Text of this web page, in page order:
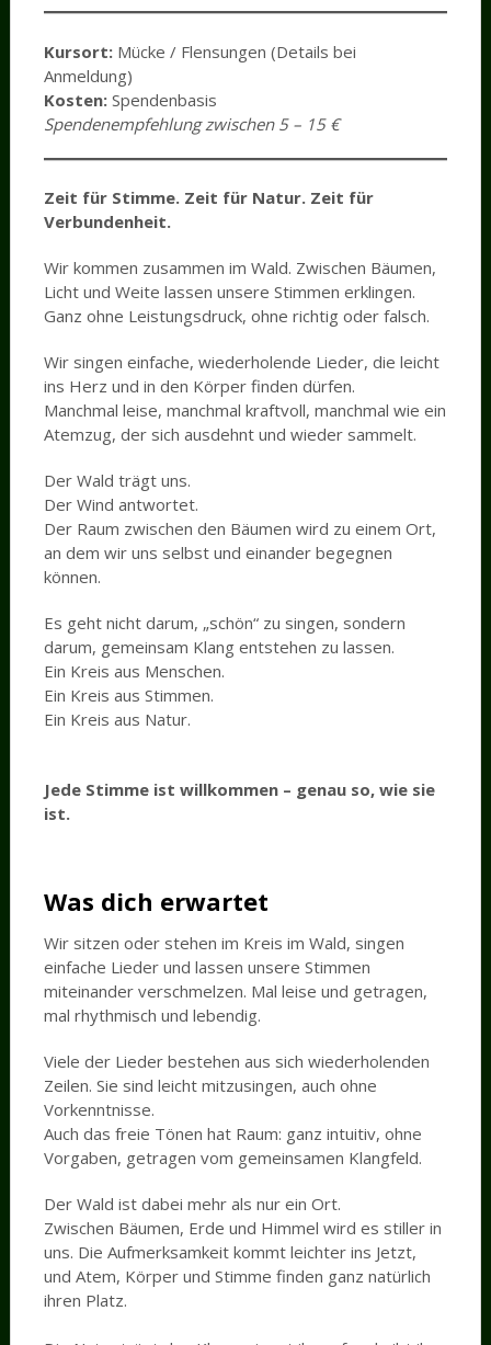
Kursort:Mücke / Flensungen (Details bei
Anmeldung)
Kosten:Spendenbasis
Spendenempfehlung zwischen 5 – 15 €
Zeit für Stimme. Zeit für Natur. Zeit für
Verbundenheit.
Wir kommen zusammen im Wald. Zwischen Bäumen,
Licht und Weite lassen unsere Stimmen erklingen.
Ganz ohne Leistungsdruck, ohne richtig oder falsch.
Wir singen einfache, wiederholende Lieder, die leicht
ins Herz und in den Körper finden dürfen.
Manchmal leise, manchmal kraftvoll, manchmal wie ein
Atemzug, der sich ausdehnt und wieder sammelt.
Der Wald trägt uns.
Der Wind antwortet.
Der Raum zwischen den Bäumen wird zu einem Ort,
an dem wir uns selbst und einander begegnen
können.
Es geht nicht darum, „schön“ zu singen, sondern
darum, gemeinsam Klang entstehen zu lassen.
Ein Kreis aus Menschen.
Ein Kreis aus Stimmen.
Ein Kreis aus Natur.
Jede Stimme ist willkommen – genau so, wie sie
ist.
Was dich erwartet
Wir sitzen oder stehen im Kreis im Wald, singen
einfache Lieder und lassen unsere Stimmen
miteinander verschmelzen. Mal leise und getragen,
mal rhythmisch und lebendig.
Viele der Lieder bestehen aus sich wiederholenden
Zeilen. Sie sind leicht mitzusingen, auch ohne
Vorkenntnisse.
Auch das freie Tönen hat Raum: ganz intuitiv, ohne
Vorgaben, getragen vom gemeinsamen Klangfeld.
Der Wald ist dabei mehr als nur ein Ort.
Zwischen Bäumen, Erde und Himmel wird es stiller in
uns. Die Aufmerksamkeit kommt leichter ins Jetzt,
und Atem, Körper und Stimme finden ganz natürlich
ihren Platz.